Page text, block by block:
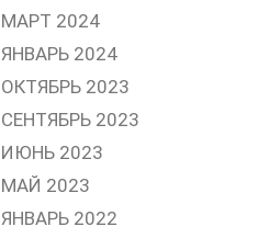
МАРТ 2024
ЯНВАРЬ 2024
ОКТЯБРЬ 2023
СЕНТЯБРЬ 2023
ИЮНЬ 2023
МАЙ 2023
ЯНВАРЬ 2022